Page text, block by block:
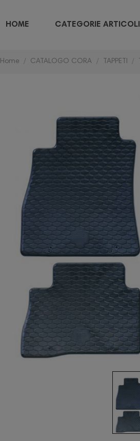
HOME CATEGORIE ARTICOLI
Home CATALOGO CORA TAPPETI